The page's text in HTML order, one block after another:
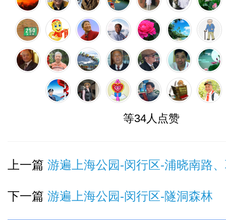
等34人点赞
上一篇 游遍上海公园-闵行区-浦晓南路、联航
下一篇 游遍上海公园-闵行区-隧洞森林